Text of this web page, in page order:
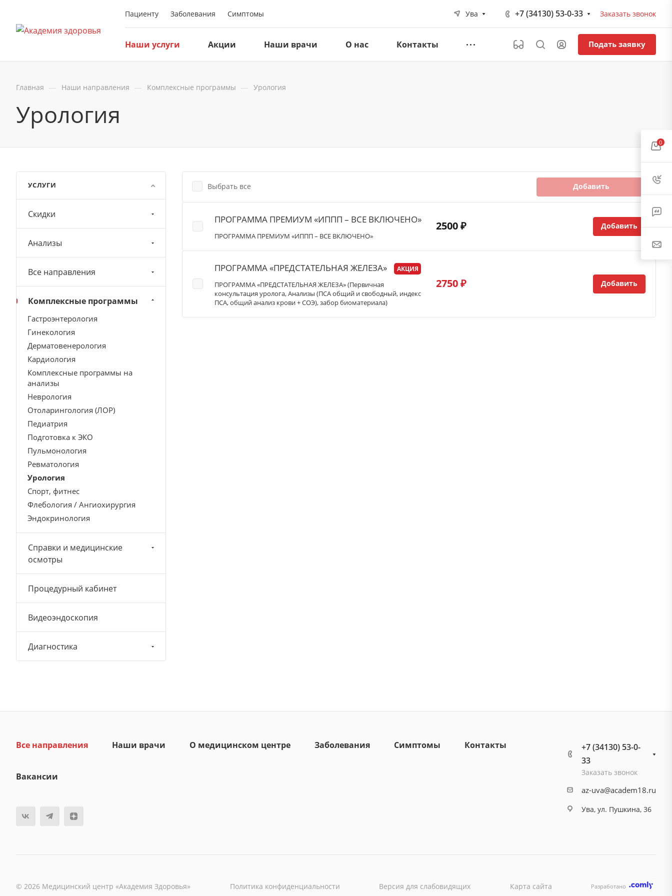
Пациенту Заболевания Симптомы Ува +7 (34130) 53-0-33 Заказать звонок
Наши услуги Акции Наши врачи О нас Контакты Подать заявку
Главная — Наши направления — Комплексные программы — Урология
Урология
Выбрать все Добавить
ПРОГРАММА ПРЕМИУМ «ИППП – ВСЕ ВКЛЮЧЕНО»
ПРОГРАММА ПРЕМИУМ «ИППП – ВСЕ ВКЛЮЧЕНО»
2500 ₽ Добавить
ПРОГРАММА «ПРЕДСТАТЕЛЬНАЯ ЖЕЛЕЗА» АКЦИЯ
ПРОГРАММА «ПРЕДСТАТЕЛЬНАЯ ЖЕЛЕЗА» (Первичная
консультация уролога, Анализы (ПСА общий и свободный, индекс
ПСА, общий анализ крови + СОЭ), забор биоматериала)
2750 ₽ Добавить
УСЛУГИ
Скидки
Анализы
Все направления
Комплексные программы
Гастроэнтерология
Гинекология
Дерматовенерология
Кардиология
Комплексные программы на
анализы
Неврология
Отоларингология (ЛОР)
Педиатрия
Подготовка к ЭКО
Пульмонология
Ревматология
Урология
Спорт, фитнес
Флебология / Ангиохирургия
Эндокринология
Справки и медицинские
осмотры
Процедурный кабинет
Видеоэндоскопия
Диагностика
Все направления Наши врачи О медицинском центре Заболевания Симптомы Контакты
Вакансии
+7 (34130) 53-0-
33
Заказать звонок
az-uva@academ18.ru
Ува, ул. Пушкина, 36
© 2026 Медицинский центр «Академия Здоровья» Политика конфиденциальности Версия для слабовидящих Карта сайта Разработано
0